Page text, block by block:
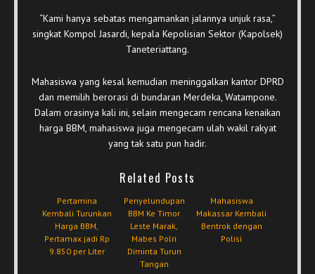
“Kami hanya sebatas mengamankan jalannya unjuk rasa,”
singkat Kompol Jasardi, kepala Kepolisian Sektor (Kapolsek)
Taneteriattang.
Mahasiswa yang kesal kemudian meninggalkan kantor DPRD
dan memilih berorasi di bundaran Merdeka, Watampone.
Dalam orasinya kali ini, selain mengecam rencana kenaikan
harga BBM, mahasiswa juga mengecam ulah wakil rakyat
yang tak satu pun hadir.
Related Posts
Pertamina
Kembali Turunkan
Harga BBM,
Pertamax jadi Rp
9.850 per Liter
Penyelundupan
BBM Ke Timor
Leste Marak,
Mabes Polri
Diminta Turun
Tangan
Mahasiswa
Makassar Kembali
Bentrok dengan
Polisi